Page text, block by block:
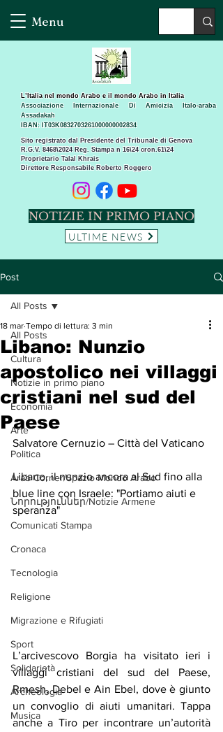
Menu
Sito registrato dal Presidente del Tribunale di Genova
R.G.V. 8468\2024 Reg. Stampa n 16\24 cron.61\24 ​
Proprietario Talal Khrais
Direttore Responsabile Roberto Roggero
L’Italia nel mondo Arabo e il mondo Arabo in Italia
Associazione Internazionale Di Amicizia Italo-araba
Assadakah
IBAN: IT03K0832703261000000002834
NOTIZIE IN PRIMO PIANO
ULTIME NEWS
Post
All Posts
Cultura
Notizie in primo piano
Economia
Arte
Politica
Arab Corner/Spazio Mondo Arabo
Նորություններ/Notizie Armene
Comunicati Stampa
Cronaca
Tecnologia
Religione
Migrazione e Rifugiati
Sport
Solidarietà
Archeologia
Musica
All Posts
Libano: Nunzio
apostolico nei villaggi
cristiani nel sud del
Paese
18 mar Tempo di lettura: 3 min
Salvatore Cernuzio – Città del Vaticano
Libano, il nunzio ancora al Sud fino alla
blue line con Israele: "Portiamo aiuti e
speranza"
L’arcivescovo Borgia ha visitato ieri i
villaggi cristiani del sud del Paese,
Rmesh, Debel e Ain Ebel, dove è giunto
un convoglio di aiuti umanitari. Tappa
anche a Tiro per incontrare un’autorità